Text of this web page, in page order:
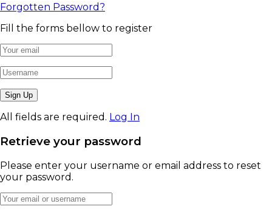
Forgotten Password?
Fill the forms bellow to register
All fields are required. Log In
Retrieve your password
Please enter your username or email address to reset
your password.